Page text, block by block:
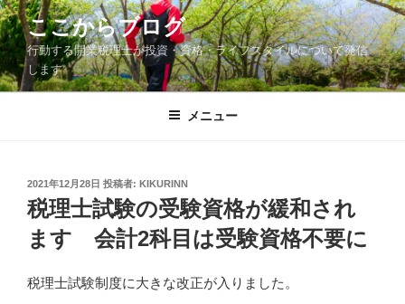
コ
ン
テ
ン
ツ
ここからブログ
行動する開業税理士が投資・資格・ライフスタイルについて発信
します
メニュー
投
稿
日:
2021年12月28日 投稿者: KIKURINN
税理士試験の受験資格が緩和され
ます 会計2科目は受験資格不要に
税理士試験制度に大きな改正が入りました。